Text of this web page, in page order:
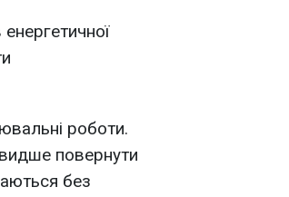
роботи.
повернути
без